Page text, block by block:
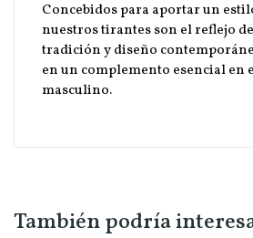
Concebidos para aportar un
nuestros tirantes son el reflejo
tradición y diseño
en un complemento esencial en
masculino.
También podría